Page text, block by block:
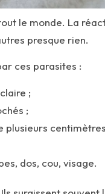
le monde. La
presque rien.
ces parasites :
;
;
plusieurs
dos, cou, visage.